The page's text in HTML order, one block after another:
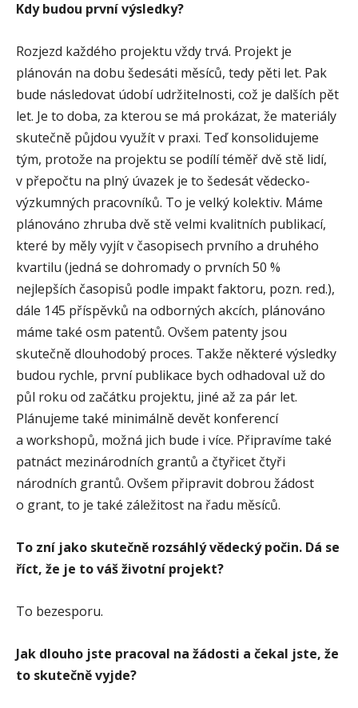
Kdy budou první výsledky?
Rozjezd každého projektu vždy trvá. Projekt je
plánován na dobu šedesáti měsíců, tedy pěti let. Pak
bude následovat údobí udržitelnosti, což je dalších pět
let. Je to doba, za kterou se má prokázat, že materiály
skutečně půjdou využít v praxi. Teď konsolidujeme
tým, protože na projektu se podílí téměř dvě stě lidí,
v přepočtu na plný úvazek je to šedesát vědecko-
výzkumných pracovníků. To je velký kolektiv. Máme
plánováno zhruba dvě stě velmi kvalitních publikací,
které by měly vyjít v časopisech prvního a druhého
kvartilu (jedná se dohromady o prvních 50 %
nejlepších časopisů podle impakt faktoru, pozn. red.),
dále 145 příspěvků na odborných akcích, plánováno
máme také osm patentů. Ovšem patenty jsou
skutečně dlouhodobý proces. Takže některé výsledky
budou rychle, první publikace bych odhadoval už do
půl roku od začátku projektu, jiné až za pár let.
Plánujeme také minimálně devět konferencí
a workshopů, možná jich bude i více. Připravíme také
patnáct mezinárodních grantů a čtyřicet čtyři
národních grantů. Ovšem připravit dobrou žádost
o grant, to je také záležitost na řadu měsíců.
To zní jako skutečně rozsáhlý vědecký počin. Dá se
říct, že je to váš životní projekt?
To bezesporu.
Jak dlouho jste pracoval na žádosti a čekal jste, že
to skutečně vyjde?